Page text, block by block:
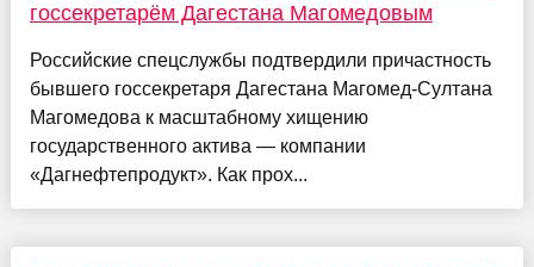
госсекретарём Дагестана Магомедовым
Российские спецслужбы подтвердили причастность
бывшего госсекретаря Дагестана Магомед-Султана
Магомедова к масштабному хищению
государственного актива — компании
«Дагнефтепродукт». Как прох...